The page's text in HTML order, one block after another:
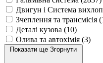
Двигун і Система
Зчеплення та трансмісія
Деталі кузова (10)
Олива та автохімія (3)
Показати ще Згорнути